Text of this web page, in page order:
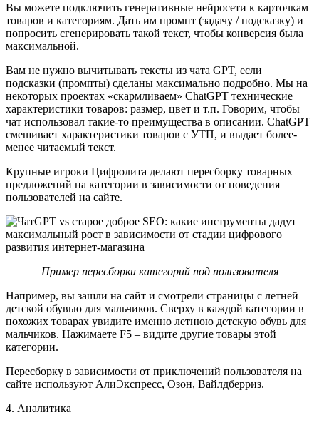
Вы можете подключить генеративные нейросети к карточкам
товаров и категориям. Дать им промпт (задачу / подсказку) и
попросить сгенерировать такой текст, чтобы конверсия была
максимальной.
Вам не нужно вычитывать тексты из чата GPT, если
подсказки (промпты) сделаны максимально подробно. Мы на
некоторых проектах «скармливаем» ChatGPT технические
характеристики товаров: размер, цвет и т.п. Говорим, чтобы
чат использовал такие-то преимущества в описании. ChatGPT
смешивает характеристики товаров с УТП, и выдает более-
менее читаемый текст.
Крупные игроки Цифролита делают пересборку товарных
предложений на категории в зависимости от поведения
пользователей на сайте.
Пример пересборки категорий под пользователя
Например, вы зашли на сайт и смотрели страницы с летней
детской обувью для мальчиков. Сверху в каждой категории в
похожих товарах увидите именно летнюю детскую обувь для
мальчиков. Нажимаете F5 – видите другие товары этой
категории.
Пересборку в зависимости от приключений пользователя на
сайте используют АлиЭкспресс, Озон, Вайлдберриз.
4. Аналитика